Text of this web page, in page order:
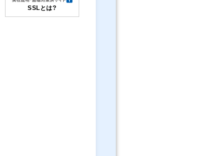
SSLとは?